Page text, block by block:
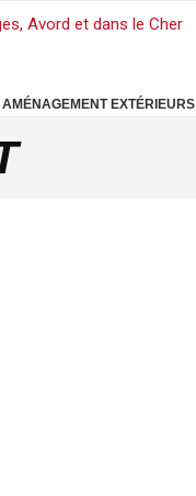
AMÉNAGEMENT EXTÉRIEURS